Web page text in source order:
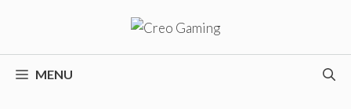
o
conteúdoMENU